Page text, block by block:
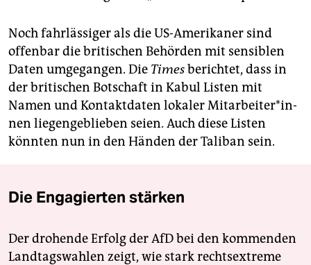
Noch fahrlässiger als die US-Amerikaner sind
offenbar die britischen Behörden mit sensiblen
Daten umgegangen. Die Timesberichtet, dass in
der britischen Botschaft in Kabul Listen mit
Namen und Kontaktdaten lokaler Mit­ar­bei­te­r*in­
nen liegengeblieben seien. Auch diese Listen
könnten nun in den Händen der Taliban sein.
Die Engagierten stärken
Der drohende Erfolg der AfD bei den kommenden
Landtagswahlen zeigt, wie stark rechtsextreme